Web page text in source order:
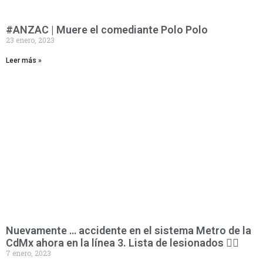
#ANZAC | Muere el comediante Polo Polo
23 enero, 2023
Leer más »
Nuevamente … accidente en el sistema Metro de la
CdMx ahora en la línea 3. Lista de lesionados 👇🏻
7 enero, 2023